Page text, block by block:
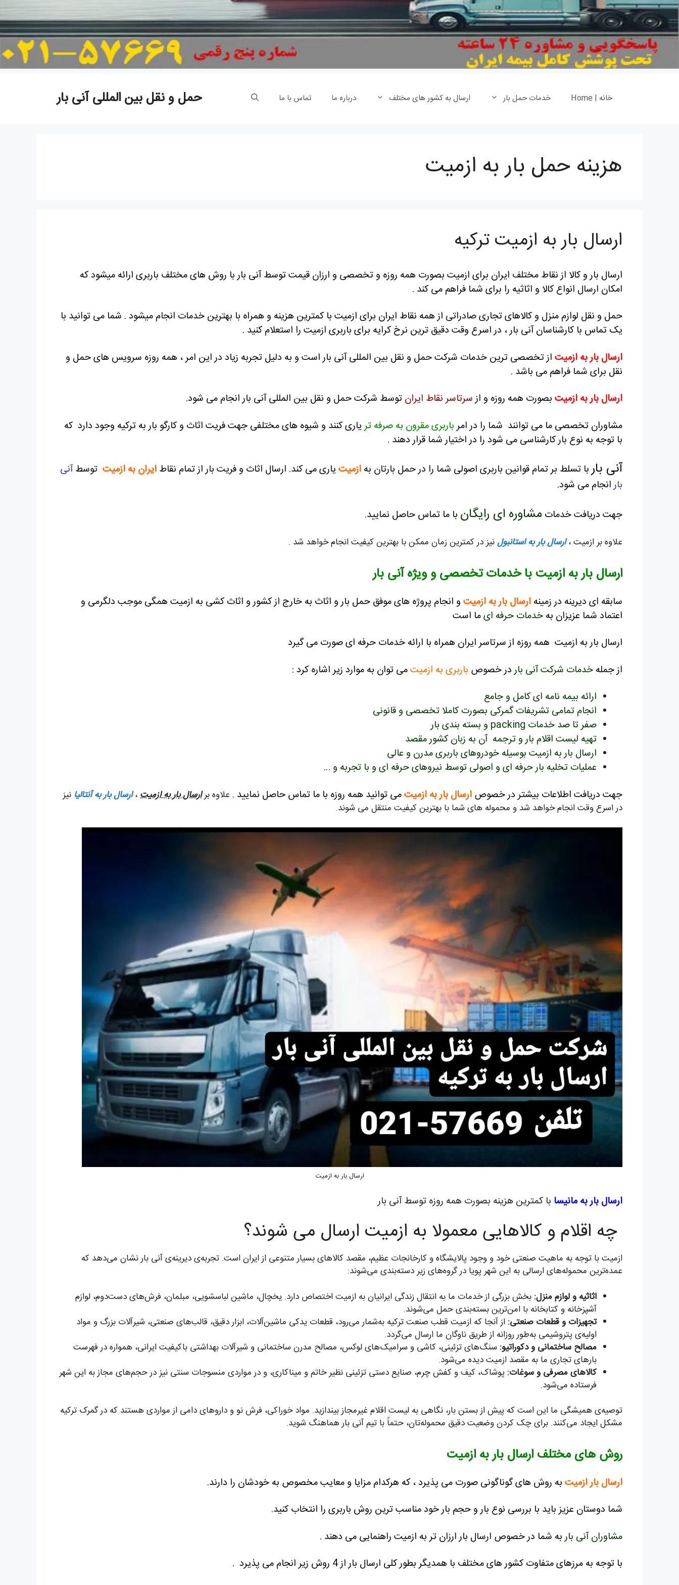
حمل و نقل بین المللی آنی بار خانه | Home خدمات حمل بار ارسال به کشور های مختلف درباره ما تماس با ما
هزینه حمل بار به ازمیت
ارسال بار به ازمیت ترکیه
ارسال بار و کالا از نقاط مختلف ایران برای ازمیت بصورت همه روزه و تخصصی و ارزان قیمت توسط آنی بار با روش های مختلف باربری ارائه میشود که
امکان ارسال انواع کالا و اثاثیه را برای شما فراهم می کند .
حمل و نقل لوازم منزل و کالاهای تجاری صادراتی از همه نقاط ایران برای ازمیت با کمترین هزینه و همراه با بهترین خدمات انجام میشود . شما می توانید با
یک تماس با کارشناسان آنی بار ، در اسرع وقت دقیق ترین نرخ کرایه برای باربری ازمیت را استعلام کنید .
ارسال بار به ازمیت از تخصصی ترین خدمات شرکت حمل و نقل بین المللی آنی بار است و به دلیل تجربه زیاد در این امر ، همه روزه سرویس های حمل و
نقل برای شما فراهم می باشد .
ارسال بار به ازمیت بصورت همه روزه و ازسرتاسر نقاط ایران توسط شرکت حمل و نقل بین المللی آنی بار انجام می شود.
مشاوران تخصصی ما می توانند شما را در امر باربری مقرون به صرفه تر یاری کنند و شیوه های مختلفی جهت فریت اثاث و کارگو بار به ترکیه وجود دارد که
با توجه به نوع بار کارشناسی می شود را در اختیار شما قرار دهند .
آنی باربا تسلط بر تمام قوانین باربری اصولی شما را در حمل بارتان به ازمیت یاری می کند. ارسال اثاث و فریت بار از تمام نقاط ایران به ازمیت توسطآنی
بارانجام می شود.
جهت دریافت خدمات مشاوره ای رایگان با ما تماس حاصل نمایید.
علاوه بر ازمیت ،ارسال بار به استانبولنیز در کمترین زمان ممکن با بهترین کیفیت انجام خواهد شد .
ارسال بار به ازمیت با خدمات تخصصی و ویژه آنی بار
سابقه ای دیرینه در زمینه ارسال بار به ازمیت و انجام پروژه های موفق حمل بار و اثاث به خارج از کشور و اثاث کشی به ازمیت همگی موجب دلگرمی و
اعتماد شما عزیزان به خدمات حرفه ایما است
ارسال بار به ازمیت همه روزه از سرتاسر ایران همراه با ارائه خدمات حرفه ای صورت می گیرد
از جمله خدمات شرکت آنی باردر خصوص باربری به ازمیتمی توان به موارد زیر اشاره کرد :
ارائه بیمه نامه ای کامل و جامع
انجام تمامی تشریفات گمرکی بصورت کاملا تخصصی و قانونی
صفر تا صد خدمات packing و بسته بندی بار
تهیه لیست اقلام بار و ترجمه آن به زبان کشور مقصد
ارسال بار به ازمیت بوسیله خودروهای باربری مدرن و عالی
عملیات تخلیه بار حرفه ای و اصولی توسط نیروهای حرفه ای و با تجربه و …
جهت دریافت اطلاعات بیشتر در خصوص ارسال بار به ازمیتمی توانید همه روزه با ما تماس حاصل نمایید . علاوه برارسال بار به ازمیت،ارسال بار به آنتالیا نیز
در اسرع وقت انجام خواهد شد و محموله های شما با بهترین کیفیت منتقل می شوند.
ارسال بار به ازمیت
ارسال بار به مانیسا با کمترین هزینه بصورت همه روزه توسط آنی بار
چه اقلام و کالاهایی معمولا به ازمیت ارسال می شوند؟
ازمیت با توجه به ماهیت صنعتی خود و وجود پالایشگاه و کارخانجات عظیم، مقصد کالاهای بسیار متنوعی از ایران است. تجربه‌ی دیرینه‌ی آنی بار نشان می‌دهد که
عمده‌ترین محموله‌های ارسالی به این شهر پویا در گروه‌های زیر دسته‌بندی می‌شوند:
اثاثیه و لوازم منزل: بخش بزرگی از خدمات ما به انتقال زندگی ایرانیان به ازمیت اختصاص دارد. یخچال، ماشین لباسشویی، مبلمان، فرش‌های دست‌دوم، لوازم
آشپزخانه و کتابخانه با امن‌ترین بسته‌بندی حمل می‌شوند.
تجهیزات و قطعات صنعتی: از آنجا که ازمیت قطب صنعت ترکیه به‌شمار می‌رود، قطعات یدکی ماشین‌آلات، ابزار دقیق، قالب‌های صنعتی، شیرآلات بزرگ و مواد
اولیه‌ی پتروشیمی به‌طور روزانه از طریق ناوگان ما ارسال می‌گردد.
مصالح ساختمانی و دکوراتیو: سنگ‌های تزئینی، کاشی و سرامیک‌های لوکس، مصالح مدرن ساختمانی و شیرآلات بهداشتی باکیفیت ایرانی، همواره در فهرست
بارهای تجاری ما به مقصد ازمیت دیده می‌شود.
کالاهای مصرفی و سوغات: پوشاک، کیف و کفش چرم، صنایع دستی تزئینی نظیر خاتم و میناکاری، و در مواردی منسوجات سنتی نیز در حجم‌های مجاز به این شهر
فرستاده می‌شود.
توصیه‌ی همیشگی ما این است که پیش از بستن بار، نگاهی به لیست اقلام غیرمجاز بیندازید. مواد خوراکی، فرش نو و داروهای دامی از مواردی هستند که در گمرک ترکیه
مشکل ایجاد می‌کنند. برای چک کردن وضعیت دقیق محموله‌تان، حتماً با تیم آنی بار هماهنگ شوید.
روش های مختلف ارسال بار به ازمیت
ارسال بار ازمیت به روش های گوناگونی صورت می پذیرد ، که هرکدام مزایا و معایب مخصوص به خودشان را دارند.
شما دوستان عزیز باید با بررسی نوع بار و حجم بار خود مناسب ترین روش باربری را انتخاب کنید.
مشاوران آنی باربه شما در خصوص ارسال بار ارزان تر به ازمیت راهنمایی می دهند .
با توجه به مرزهای متفاوت کشور های مختلف با همدیگر بطور کلی ارسال بار از 4 روش زیر انجام می پذیرد .